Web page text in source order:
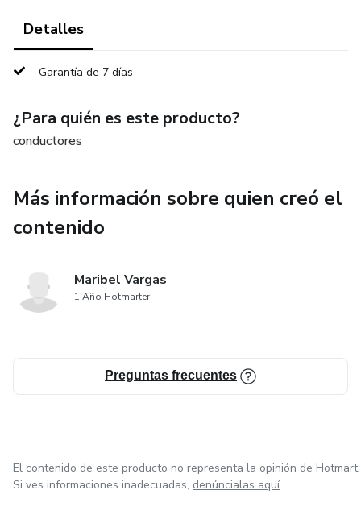
Detalles
Garantía de 7 días
¿Para quién es este producto?
conductores
Más información sobre quien creó el
contenido
Maribel Vargas
1 Año Hotmarter
Preguntas frecuentes
El contenido de este producto no representa la opinión de Hotmart.
Si ves informaciones inadecuadas, denúncialas aquí